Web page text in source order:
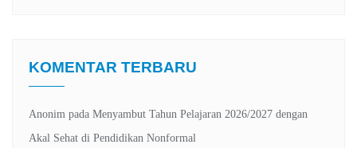
KOMENTAR TERBARU
Anonim pada Menyambut Tahun Pelajaran 2026/2027 dengan
Akal Sehat di Pendidikan Nonformal